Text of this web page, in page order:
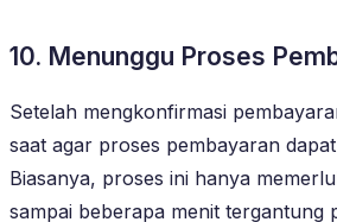
10. Menunggu Proses
Setelah mengkonfirmasi
saat agar proses pembayaran
Biasanya, proses ini hanya
sampai beberapa menit tergantung